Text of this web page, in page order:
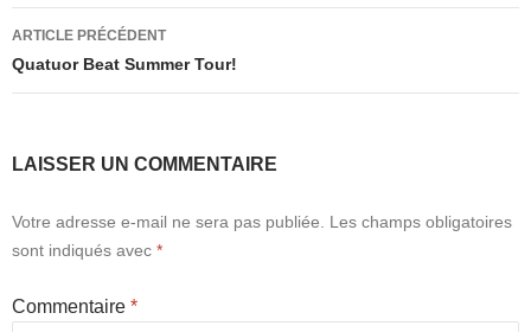
Navigation
des
ARTICLE PRÉCÉDENT
Quatuor Beat Summer Tour!
LAISSER UN COMMENTAIRE
Votre adresse e-mail ne sera pas publiée.
Les champs obligatoires
sont indiqués avec *
Commentaire *